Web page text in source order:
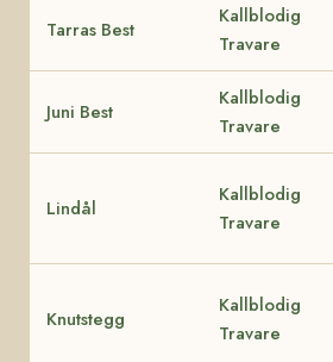
Tarras Best
Kallblodig
Travare
Juni Best
Kallblodig
Travare
Lindål
Kallblodig
Travare
Knutstegg
Kallblodig
Travare